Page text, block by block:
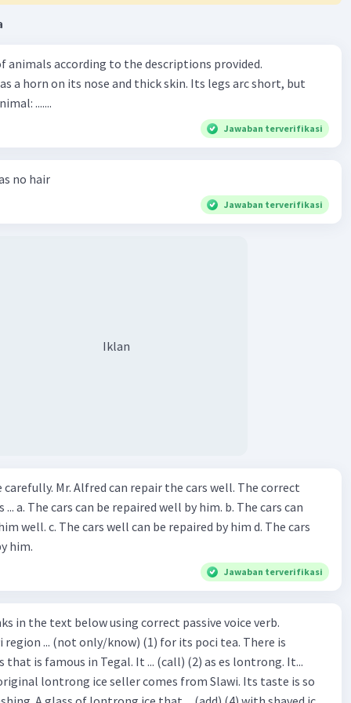
animals according to the descriptions provided.
a horn on its nose and thick skin. Its legs arc short, but
animal: .......
Jawaban terverifikasi
no hair
Jawaban terverifikasi
Iklan
cars well. The correct
can
by him d. The cars
him.
Jawaban terverifikasi
that is famous in Tegal. It ... (call) (2) as es lontrong. It...
lontrong ice seller comes from Slawi. Its taste is so